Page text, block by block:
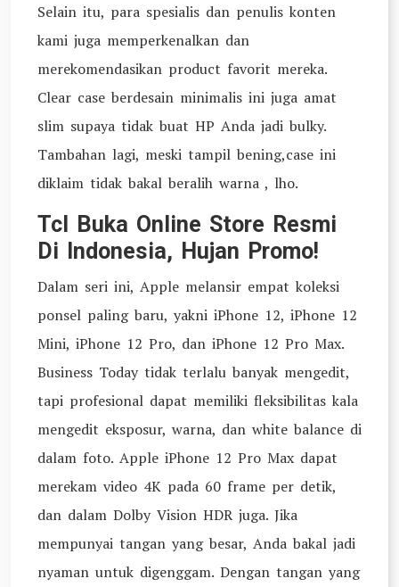
Selain itu, para spesialis dan penulis konten
kami juga memperkenalkan dan
merekomendasikan product favorit mereka.
Clear case berdesain minimalis ini juga amat
slim supaya tidak buat HP Anda jadi bulky.
Tambahan lagi, meski tampil bening,case ini
diklaim tidak bakal beralih warna , lho.
Tcl Buka Online Store Resmi
Di Indonesia, Hujan Promo!
Dalam seri ini, Apple melansir empat koleksi
ponsel paling baru, yakni iPhone 12, iPhone 12
Mini, iPhone 12 Pro, dan iPhone 12 Pro Max.
Business Today tidak terlalu banyak mengedit,
tapi profesional dapat memiliki fleksibilitas kala
mengedit eksposur, warna, dan white balance di
dalam foto. Apple iPhone 12 Pro Max dapat
merekam video 4K pada 60 frame per detik,
dan dalam Dolby Vision HDR juga. Jika
mempunyai tangan yang besar, Anda bakal jadi
nyaman untuk digenggam. Dengan tangan yang